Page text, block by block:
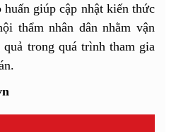
giúp cập nhật kiến thức
thẩm nhân dân nhằm vận
trong quá trình tham gia